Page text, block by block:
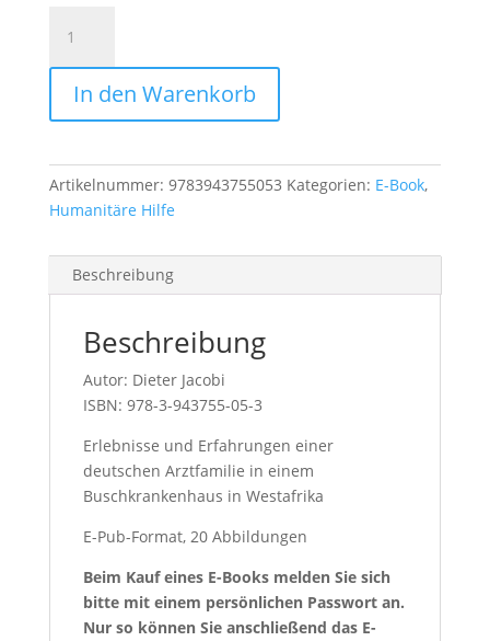
keine
Götterspeise
/
Book
Menge
In den Warenkorb
Artikelnummer: 9783943755053 Kategorien: E-Book,
Humanitäre Hilfe
Beschreibung
Beschreibung
Autor: Dieter Jacobi
ISBN: 978-3-943755-05-3
Erlebnisse und Erfahrungen einer
deutschen Arztfamilie in einem
Buschkrankenhaus in Westafrika
E-Pub-Format, 20 Abbildungen
Beim Kauf eines E-Books melden Sie sich
bitte mit einem persönlichen Passwort an.
Nur so können Sie anschließend das E-